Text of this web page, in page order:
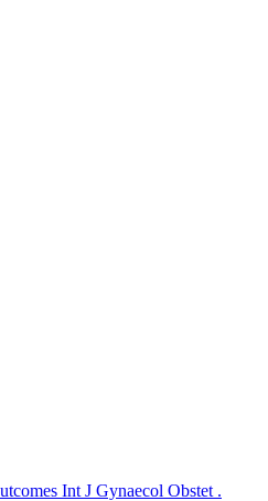
Int J Gynaecol Obstet .